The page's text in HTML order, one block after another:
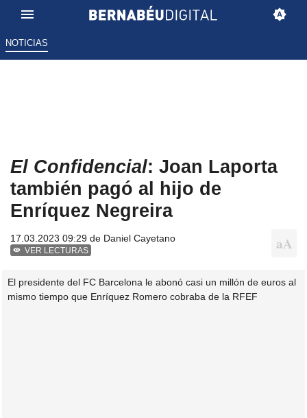
NOTICIAS
El Confidencial: Joan Laporta
también pagó al hijo de
Enríquez Negreira
17.03.2023 09:29 de Daniel Cayetano
VER LECTURAS
El presidente del FC Barcelona le abonó casi un millón de euros al
mismo tiempo que Enríquez Romero cobraba de la RFEF